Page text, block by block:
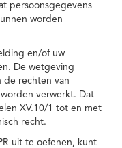
persoonsgegevens
worden
en/of uw
De wetgeving
de rechten van
verwerkt. Dat
XV.10/1 tot en met
recht.
uit te oefenen, kunt